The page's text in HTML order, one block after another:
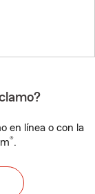
en línea o con la
®.